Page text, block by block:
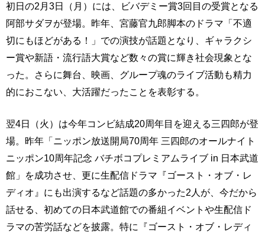
初日の2月3日（月）には、ビバデミー賞3回目の受賞となる
阿部サダヲが登場。昨年、宮藤官九郎脚本のドラマ「不適
切にもほどがある！」での演技が話題となり、ギャラクシ
ー賞や新語・流行語大賞など数々の賞に輝き社会現象とな
った。さらに舞台、映画、グループ魂のライブ活動も精力
的におこない、大活躍だったことを表彰する。
翌4日（火）は今年コンビ結成20周年目を迎える三四郎が登
場。昨年「ニッポン放送開局70周年 三四郎のオールナイト
ニッポン10周年記念 バチボコプレミアムライブ in 日本武道
館」を成功させ、更に生配信ドラマ『ゴースト・オブ・レ
ディオ』にも出演するなど話題の多かった2人が、今だから
話せる、初めての日本武道館での番組イベントや生配信ド
ラマの苦労話などを披露。特に『ゴースト・オブ・レディ